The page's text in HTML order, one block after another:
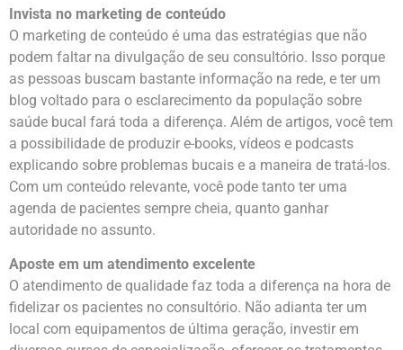
Invista no marketing de conteúdo
O marketing de conteúdo é uma das estratégias que não
podem faltar na divulgação de seu consultório. Isso porque
as pessoas buscam bastante informação na rede, e ter um
blog voltado para o esclarecimento da população sobre
saúde bucal fará toda a diferença. Além de artigos, você tem
a possibilidade de produzir e-books, vídeos e podcasts
explicando sobre problemas bucais e a maneira de tratá-los.
Com um conteúdo relevante, você pode tanto ter uma
agenda de pacientes sempre cheia, quanto ganhar
autoridade no assunto.
Aposte em um atendimento excelente
O atendimento de qualidade faz toda a diferença na hora de
fidelizar os pacientes no consultório. Não adianta ter um
local com equipamentos de última geração, investir em